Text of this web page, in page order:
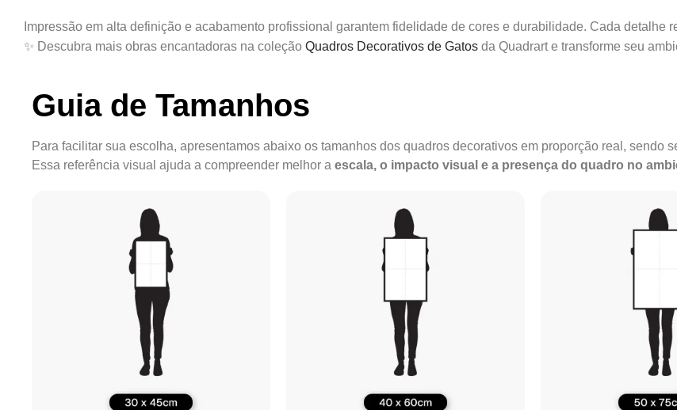
Impressão em alta definição e acabamento profissional garantem fidelidade de cores e durabilidade. Cada detalhe
✨ Descubra mais obras encantadoras na coleção Quadros Decorativos de Gatos da Quadrart e transforme seu
Guia de Tamanhos
Para facilitar sua escolha, apresentamos abaixo os tamanhos dos quadros decorativos em proporção real, sendo
Essa referência visual ajuda a compreender melhor a escala, o impacto visual e a presença do quadro no